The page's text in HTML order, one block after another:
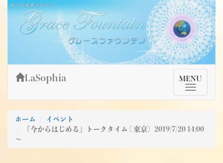
Skip
content
姫乃宮亜美公式サイト～Grace Fountain～
グレースファウンテン
TMenu
MENU
LaSophia
ホーム
イベント
『今からはじめる』トークタイム ( 東京）2019/7/20 14:00
～